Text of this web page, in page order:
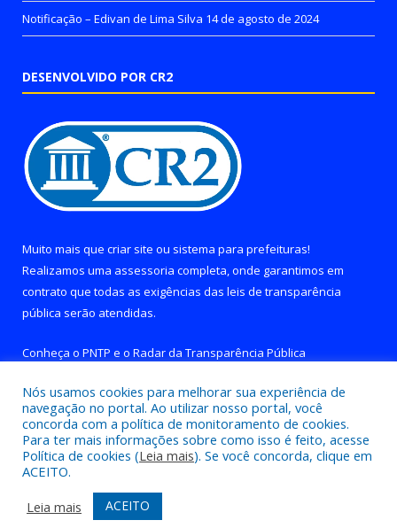
Notificação – Edivan de Lima Silva 14 de agosto de 2024
DESENVOLVIDO POR CR2
Muito mais que criar site ou sistema para prefeituras!
Realizamos uma assessoria completa, onde garantimos em
contrato que todas as exigências das leis de transparência
pública serão atendidas.
Conheça o PNTP e o Radar da Transparência Pública
Todos os direitos reservados a Prefeitura de Brejo Grande do
Araguaia.
Mapa do Site
Acessar Área Administrativa
Acessar Webmail
Nós usamos cookies para melhorar sua experiência de
navegação no portal. Ao utilizar nosso portal, você
concorda com a política de monitoramento de cookies.
Para ter mais informações sobre como isso é feito, acesse
Política de cookies (Leia mais). Se você concorda, clique em
ACEITO.
Leia mais
ACEITO